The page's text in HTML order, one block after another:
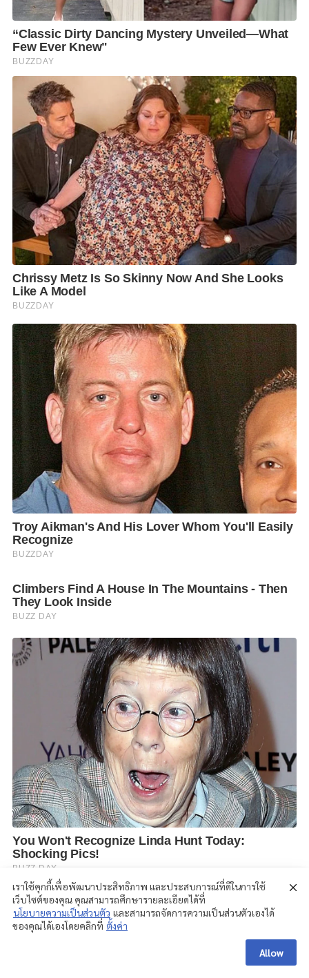
เราใช้คุกกี้เพื่อพัฒนาประสิทธิภาพ และประสบการณ์ที่ดีในการใช้
เว็บไซต์ของคุณ คุณสามารถศึกษารายละเอียดได้ที่
นโยบายความเป็นส่วนตัว และสามารถจัดการความเป็นส่วนตัวเองได้
ของคุณได้เองโดยคลิกที่ ตั้งค่า
Allow